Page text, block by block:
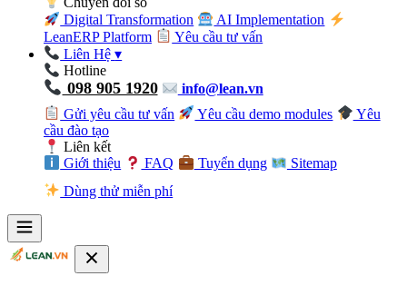
Digital Transformation
AI Implementation
LeanERP Platform
Yêu cầu tư vấn
Liên Hệ▾
Hotline
098 905 1920
info@lean.vn
Gửi yêu cầu tư vấn
Yêu cầu demo modules
Yêu
cầu đào tạo
Liên kết
Giới thiệu
FAQ Tuyển dụng
Sitemap
Dùng thử miễn phí